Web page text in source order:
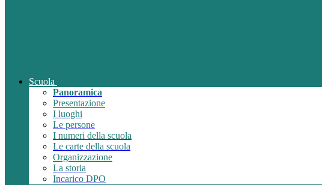
Scuola
Panoramica
Presentazione
I luoghi
Le persone
I numeri della scuola
Le carte della scuola
Organizzazione
La storia
Incarico DPO